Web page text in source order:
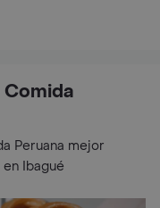
Peruana mejor
Ibagué